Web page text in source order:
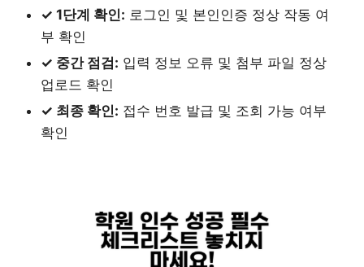
✓ 1단계 확인: 로그인 및 본인인증 정상 작동 여
부 확인
✓ 중간 점검: 입력 정보 오류 및 첨부 파일 정상
업로드 확인
✓ 최종 확인: 접수 번호 발급 및 조회 가능 여부
확인